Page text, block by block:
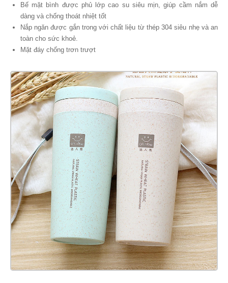
Bế mặt bình được phủ lớp cao su siêu mịn, giúp cầm nắm dễ
dàng và chống thoát nhiệt tốt
Nắp ngăn được gắn trong với chất liệu từ thép 304 siêu nhẹ và an
toàn cho sức khoẻ.
Mặt đáy chống trơn trượt